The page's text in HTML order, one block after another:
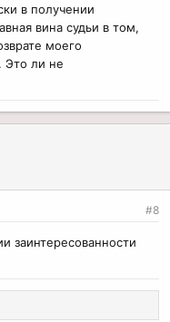
в получении
вина судьи в том,
моего
Это ли не
#8
заинтересованности